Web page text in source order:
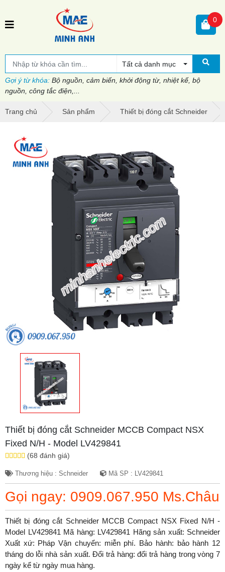
Tất cả danh mục
Gợi ý từ khóa: Bộ nguồn, cảm biến, khởi động từ, nhiệt kế, bộ
nguồn, công tắc điện,...
0
Trang chủ Sản phẩm Thiết bị đóng cắt Schneider
Thiết bị đóng cắt Schneider MCCB Compact NSX
Fixed N/H - Model LV429841
(68 đánh giá)
Thương hiệu : Schneider Mã SP : LV429841
Gọi ngay: 0909.067.950 Ms.Châu
Thiết bị đóng cắt Schneider MCCB Compact NSX Fixed N/H -
Model LV429841 Mã hàng: LV429841 Hãng sản xuất: Schneider
Xuất xứ: Pháp Vận chuyển: miễn phí. Bảo hành: bảo hành 12
tháng do lỗi nhà sản xuất. Đổi trả hàng: đổi trả hàng trong vòng 7
ngày kể từ ngày mua hàng.